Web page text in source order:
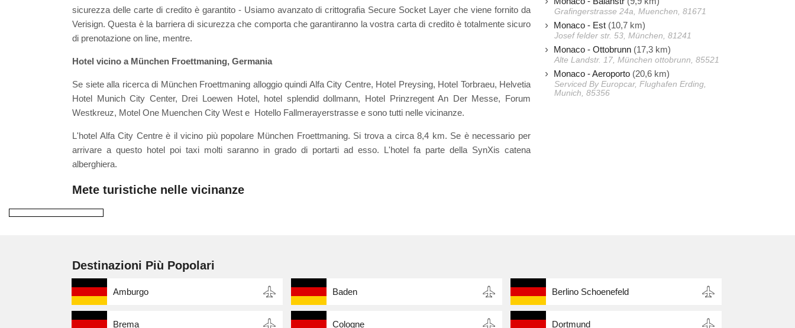
sicurezza delle carte di credito è garantito - Usiamo avanzato di crittografia Secure Socket Layer che viene fornito da
Verisign. Questa è la barriera di sicurezza che comporta che garantiranno la vostra carta di credito è totalmente sicuro
di prenotazione on line, mentre.
Hotel vicino a München Froettmaning, Germania
Se siete alla ricerca di München Froettmaning alloggio quindi Alfa City Centre, Hotel Preysing, Hotel Torbraeu, Helvetia
Hotel Munich City Center, Drei Loewen Hotel, hotel splendid dollmann, Hotel Prinzregent An Der Messe, Forum
Westkreuz, Motel One Muenchen City West e Hotello Fallmerayerstrasse e sono tutti nelle vicinanze.
L'hotel Alfa City Centre è il vicino più popolare München Froettmaning. Si trova a circa 8,4 km. Se è necessario per
arrivare a questo hotel poi taxi molti saranno in grado di portarti ad esso. L'hotel fa parte della SynXis catena
alberghiera.
Mete turistiche nelle vicinanze
Grafingerstrasse 24a, Muenchen, 81671
Monaco - Est (10,7 km)
Josef felder str. 53, München, 81241
Monaco - Ottobrunn (17,3 km)
Alte Landstr. 17, München ottobrunn, 85521
Monaco - Aeroporto (20,6 km)
Serviced By Europcar, Flughafen Erding,
Munich, 85356
Destinazioni Più Popolari
Amburgo Baden Berlino Schoenefeld
Brema Cologne Dortmund